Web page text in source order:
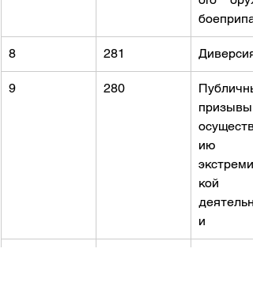
8 281 Диверсия
9 280
ию
кой
и